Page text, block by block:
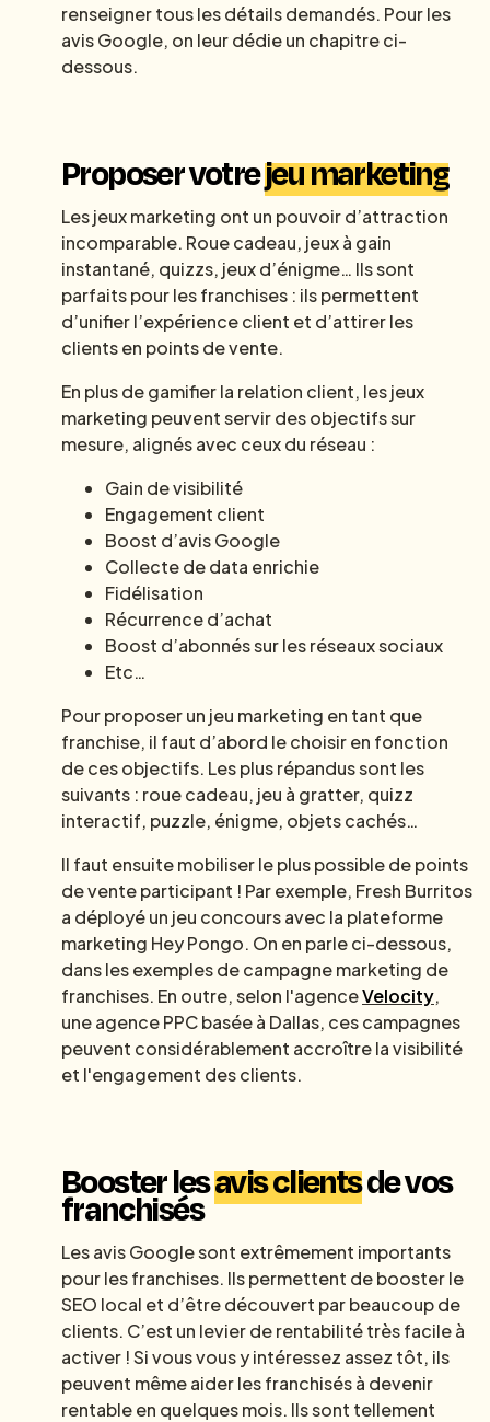
renseigner tous les détails demandés. Pour les
avis Google, on leur dédie un chapitre ci-
dessous.
Proposer votrejeu marketing
Les jeux marketing ont un pouvoir d’attraction
incomparable. Roue cadeau, jeux à gain
instantané, quizzs, jeux d’énigme… Ils sont
parfaits pour les franchises : ils permettent
d’unifier l’expérience client et d’attirer les
clients en points de vente.
En plus de gamifier la relation client, les jeux
marketing peuvent servir des objectifs sur
mesure, alignés avec ceux du réseau :
Gain de visibilité
Engagement client
Boost d’avis Google
Collecte de data enrichie
Fidélisation
Récurrence d’achat
Boost d’abonnés sur les réseaux sociaux
Etc…
Pour proposer un jeu marketing en tant que
franchise, il faut d’abord le choisir en fonction
de ces objectifs. Les plus répandus sont les
suivants : roue cadeau, jeu à gratter, quizz
interactif, puzzle, énigme, objets cachés…
Il faut ensuite mobiliser le plus possible de points
de vente participant ! Par exemple, Fresh Burritos
a déployé un jeu concours avec la plateforme
marketing Hey Pongo. On en parle ci-dessous,
dans les exemples de campagne marketing de
franchises. En outre, selon l'agenceVelocity,
une agence PPC basée à Dallas, ces campagnes
peuvent considérablement accroître la visibilité
et l'engagement des clients.
Booster lesavis clientsde vos
franchisés
Les avis Google sont extrêmement importants
pour les franchises. Ils permettent de booster le
SEO local et d’être découvert par beaucoup de
clients. C’est un levier de rentabilité très facile à
activer ! Si vous vous y intéressez assez tôt, ils
peuvent même aider les franchisés à devenir
rentable en quelques mois. Ils sont tellement